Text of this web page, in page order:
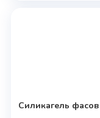
Силикагель